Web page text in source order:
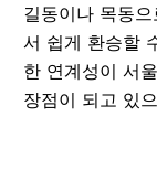
길동이나 목동
서 쉽게 환승할
한 연계성이 서
장점이 되고 있